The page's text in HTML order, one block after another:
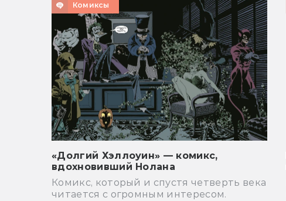
Комиксы
«Долгий Хэллоуин» — комикс,
вдохновивший Нолана
Комикс, который и спустя четверть века
читается с огромным интересом.